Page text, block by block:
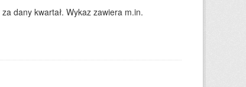
dany kwartał. Wykaz zawiera m.in.